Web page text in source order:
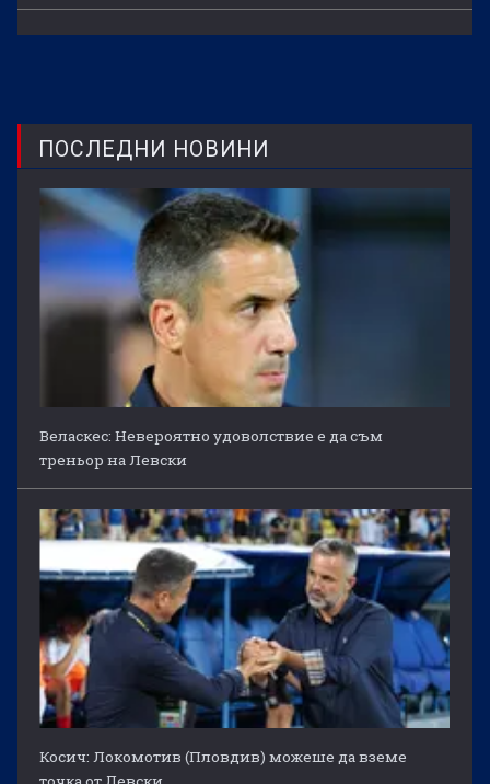
ПОСЛЕДНИ НОВИНИ
Веласкес: Невероятно удоволствие е да съм
треньор на Левски
Косич: Локомотив (Пловдив) можеше да вземе